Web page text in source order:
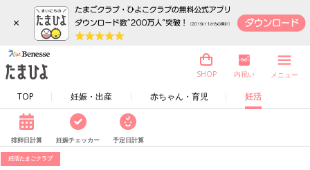
×
TOP 妊娠・出産 赤ちゃん・育児 妊活
SHOP 内祝い メニュー
排卵日計算 妊娠チェッカー 予定日計算
妊活たまごクラブ